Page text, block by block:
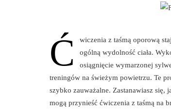
Ć
wiczenia z taśmą oporową
ogólną wydolność ciała.
osiągnięcie wymarzonej
treningów na świeżym powietrzu. Te
szybko zauważalne. Zastanawiasz
mogą przynieść ćwiczenia z taśmą na